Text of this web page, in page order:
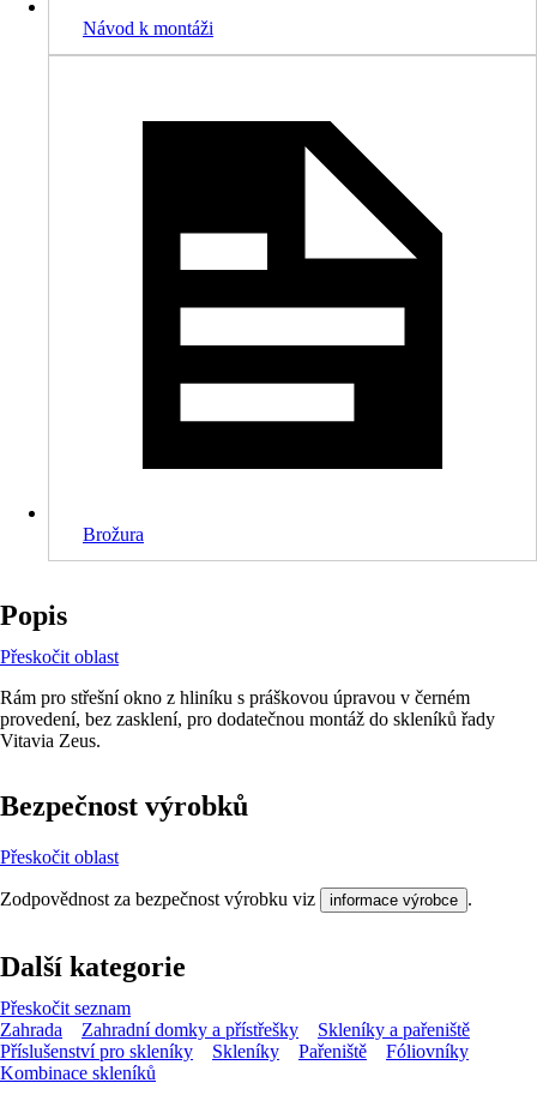
Návod k montáži
Brožura
Popis
Přeskočit oblast
Rám pro střešní okno z hliníku s práškovou úpravou v černém
provedení, bez zasklení, pro dodatečnou montáž do skleníků řady
Vitavia Zeus.
Bezpečnost výrobků
Přeskočit oblast
Zodpovědnost za bezpečnost výrobku viz informace výrobce .
Další kategorie
Přeskočit seznam
Zahrada
Zahradní domky a přístřešky
Skleníky a pařeniště
Příslušenství pro skleníky
Skleníky Pařeniště
Fóliovníky
Kombinace skleníků